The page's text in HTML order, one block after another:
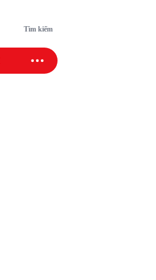
Tìm kiếm
SAO SPORT